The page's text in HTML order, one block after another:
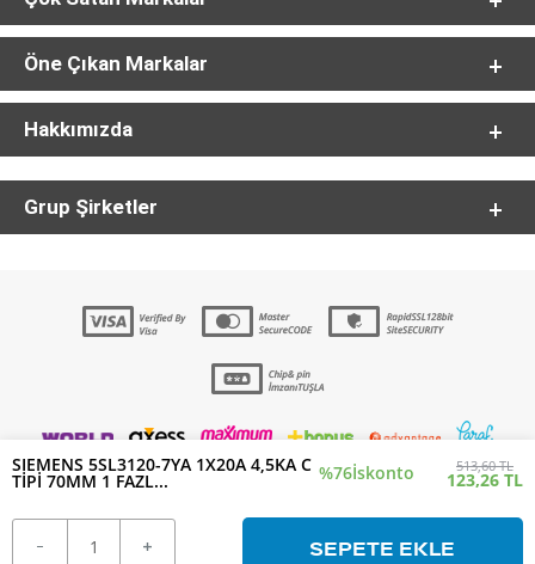
SIEMENS 5SL3120-7YA 1X20A 4,5KA C
TİPİ 70MM 1 FAZL... %76İskonto 513,60 TL
123,26 TL
SEPETE EKLE
Öne Çıkan Markalar
Hakkımızda
Grup Şirketler
-Soft Sistemleriyle Hazırlanmıştır.